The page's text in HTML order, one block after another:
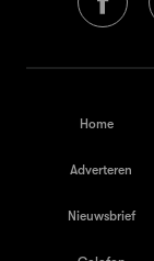
Home
Adverteren
Nieuwsbrief